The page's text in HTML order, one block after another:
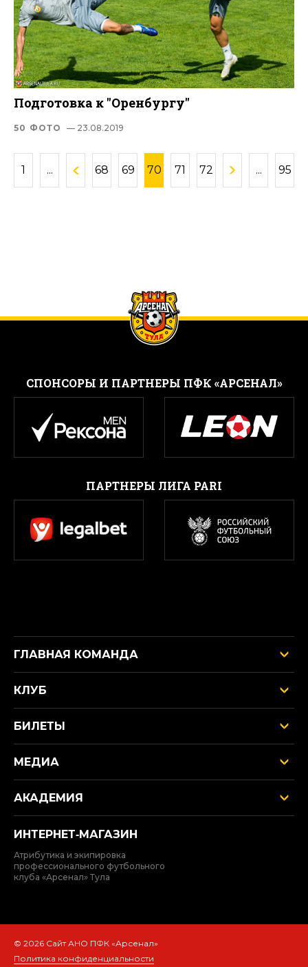
Подготовка к "Оренбургу"
50 ФОТО — 23.08.2019
1 ... 68 69 70 71 72 ... 95
CПОНСОРЫ И ПАРТНЕРЫ ПФК «АРСЕНАЛ»
ПАРТНЕРЫ ЛИГА PARI
ГЛАВНАЯ КОМАНДА
КЛУБ
БИЛЕТЫ
МЕДИА
АКАДЕМИЯ
ИНТЕРНЕТ‑МАГАЗИН
Атрибутика и экипировка
профессионального футбольного
клуба «Арсенал» Тула
© 2026 Сайт АНО ПФК «Арсенал»
Политика конфиденциальности